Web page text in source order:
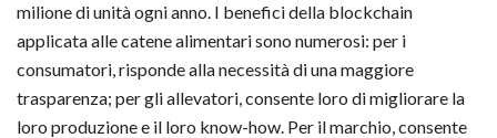
milione di unità ogni anno. I benefici della blockchain
applicata alle catene alimentari sono numerosi: per i
consumatori, risponde alla necessità di una maggiore
trasparenza; per gli allevatori, consente loro di migliorare la
loro produzione e il loro know-how. Per il marchio, consente